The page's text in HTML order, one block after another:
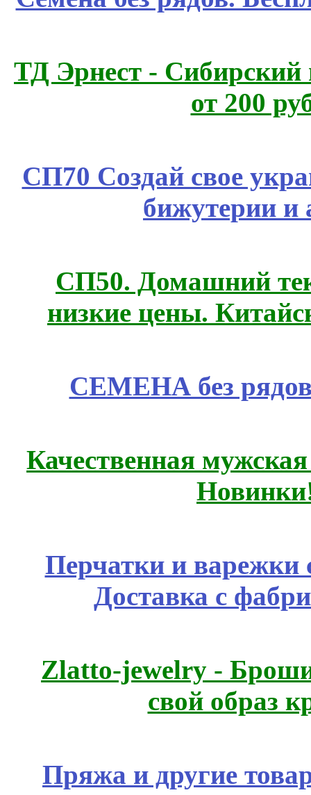
ТД Эрнест - Сибирский
от 200
СП70 Создай свое
бижутерии и
СП50. Домашний
низкие цены.
СЕМЕНА без
Качественная
Перчатки и варежки
Доставка с
Zlatto-jewelry -
свой образ
Пряжа и другие